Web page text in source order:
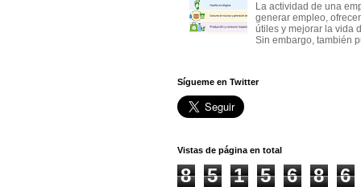
La actividad de una
generar empleo,
útiles y mejorar la vida
Sin embargo, también
Sígueme en Twitter
Vistas de página en total
8 5 1 5 6 8 6